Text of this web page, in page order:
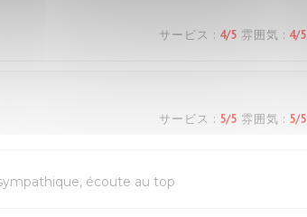
サービス : 4/5 雰囲気 : 4/5
サービス : 5/5 雰囲気 : 5/5
écoute au top